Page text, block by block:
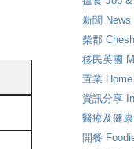
新聞 News
柴郡
移民英國
置業
資訊分享
醫療及健
開餐